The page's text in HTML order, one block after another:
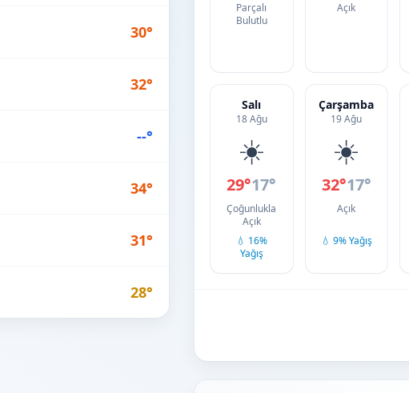
30°
32°
--°
34°
31°
28°
Parçalı
Bulutlu
Açık
Salı
18 Ağu
☀️
29°17°
Çoğunlukla
Açık
💧 16%
Yağış
Çarşamba
19 Ağu
☀️
32°17°
Açık
💧 9% Yağış